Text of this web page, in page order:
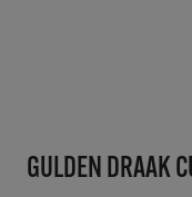
GULDEN DRAAK